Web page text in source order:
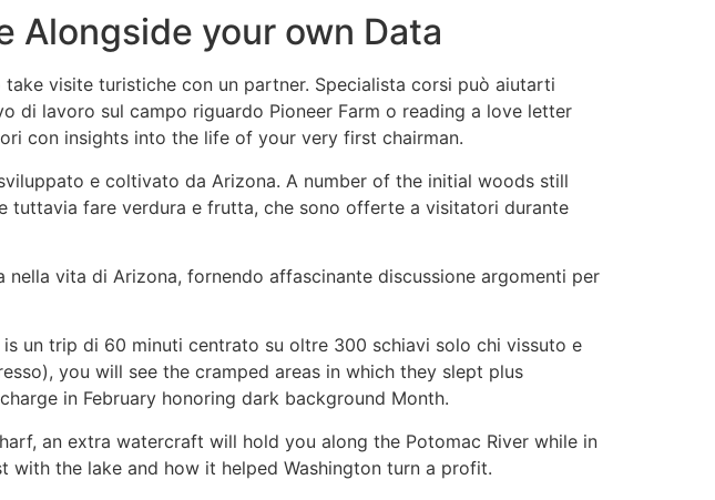
Alongside your own Data
visite turistiche con un partner. Specialista corsi può aiutarti
di lavoro sul campo riguardo Pioneer Farm o reading a love letter
con insights into the life of your very first chairman.
e coltivato da Arizona. A number of the initial woods still
fare verdura e frutta, che sono offerte a visitatori durante
vita di Arizona, fornendo affascinante discussione argomenti per
un trip di 60 minuti centrato su oltre 300 schiavi solo chi vissuto e
you will see the cramped areas in which they slept plus
in February honoring dark background Month.
an extra watercraft will hold you along the Potomac River while in
the lake and how it helped Washington turn a profit.